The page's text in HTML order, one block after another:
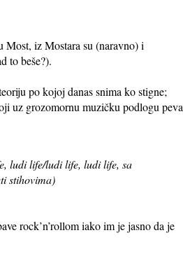
Most, iz Mostara su (naravno) i
to beše?).
po kojoj danas snima ko stigne;
uz grozomornu muzičku podlogu peva
ludi life/ludi life, ludi life, sa
stihovima)
rock’n’rollom iako im je jasno da je